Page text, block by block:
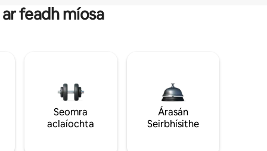
feadh míosa
Seomra
aclaíochta
Árasán
Seirbhísithe